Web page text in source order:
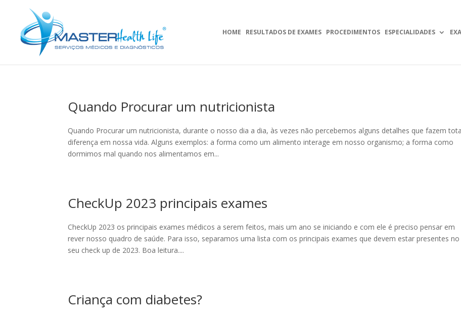
HOME RESULTADOS DE EXAMES PROCEDIMENTOS ESPECIALIDADES
Quando Procurar um nutricionista
Quando Procurar um nutricionista, durante o nosso dia a dia, às vezes não percebemos alguns detalhes que fazem
diferença em nossa vida. Alguns exemplos: a forma como um alimento interage em nosso organismo; a forma como
dormimos mal quando nos alimentamos em...
CheckUp 2023 principais exames
CheckUp 2023 os principais exames médicos a serem feitos, mais um ano se iniciando e com ele é preciso pensar em
rever nosso quadro de saúde. Para isso, separamos uma lista com os principais exames que devem estar presentes no
seu check up de 2023. Boa leitura....
Criança com diabetes?